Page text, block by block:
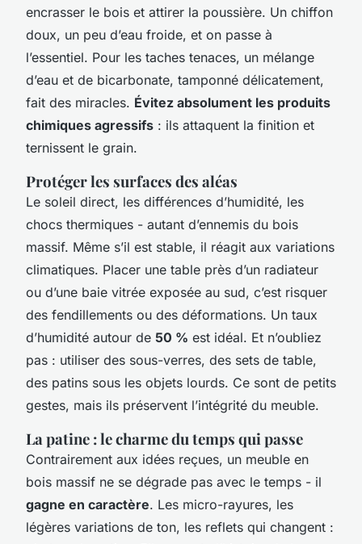
encrasser le bois et attirer la poussière. Un chiffon
doux, un peu d’eau froide, et on passe à
l’essentiel. Pour les taches tenaces, un mélange
d’eau et de bicarbonate, tamponné délicatement,
fait des miracles. Évitez absolument les produits
chimiques agressifs : ils attaquent la finition et
ternissent le grain.
Protéger les surfaces des aléas
Le soleil direct, les différences d’humidité, les
chocs thermiques - autant d’ennemis du bois
massif. Même s’il est stable, il réagit aux variations
climatiques. Placer une table près d’un radiateur
ou d’une baie vitrée exposée au sud, c’est risquer
des fendillements ou des déformations. Un taux
d’humidité autour de 50 % est idéal. Et n’oubliez
pas : utiliser des sous-verres, des sets de table,
des patins sous les objets lourds. Ce sont de petits
gestes, mais ils préservent l’intégrité du meuble.
La patine : le charme du temps qui passe
Contrairement aux idées reçues, un meuble en
bois massif ne se dégrade pas avec le temps - il
gagne en caractère. Les micro-rayures, les
légères variations de ton, les reflets qui changent :